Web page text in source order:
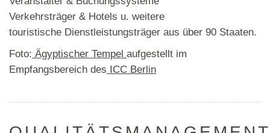
Verkehrsträger & Hotels u. weitere
touristische Dienstleistungsträger aus über 90 Staaten.
Foto: Ägyptischer Tempel aufgestellt im
Empfangsbereich des ICC Berlin